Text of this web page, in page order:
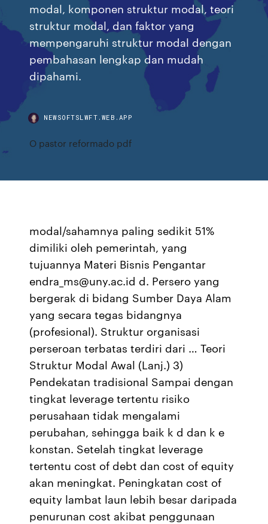
modal, komponen struktur modal, teori
struktur modal, dan faktor yang
mempengaruhi struktur modal dengan
pembahasan lengkap dan mudah
dipahami.
NEWSOFTSLWFT.WEB.APP
O pastor reformado pdf
modal/sahamnya paling sedikit 51%
dimiliki oleh pemerintah, yang
tujuannya Materi Bisnis Pengantar
endra_ms@uny.ac.id d. Persero yang
bergerak di bidang Sumber Daya Alam
yang secara tegas bidangnya
(profesional). Struktur organisasi
perseroan terbatas terdiri dari … Teori
Struktur Modal Awal (Lanj.) 3)
Pendekatan tradisional Sampai dengan
tingkat leverage tertentu risiko
perusahaan tidak mengalami
perubahan, sehingga baik k d dan k e
konstan. Setelah tingkat leverage
tertentu cost of debt dan cost of equity
akan meningkat. Peningkatan cost of
equity lambat laun lebih besar daripada
penurunan cost akibat penggunaan